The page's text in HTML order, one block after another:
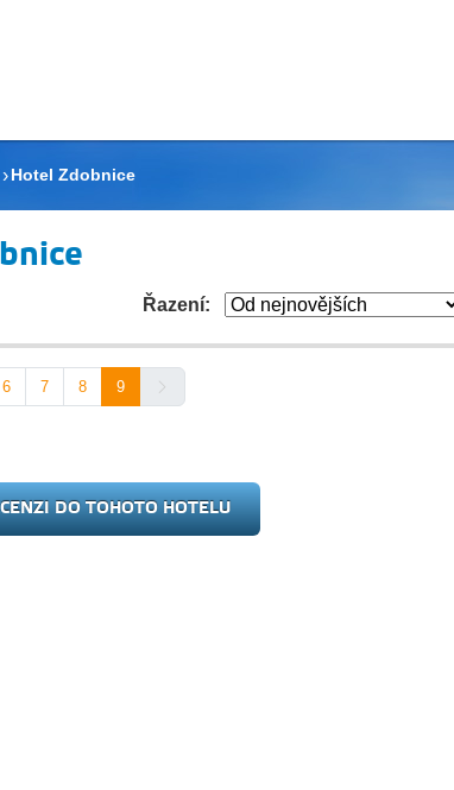
Hotel Zdobnice
Řazení:
6 7 8 9
DO TOHOTO HOTELU